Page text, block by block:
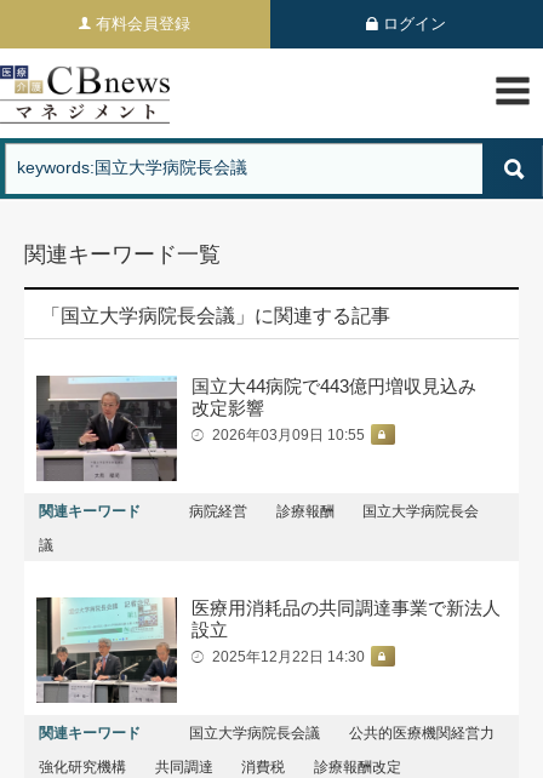
有料会員登録 ログイン
関連キーワード一覧
「国立大学病院長会議」に関連する記事
国立大44病院で443億円増収見込み
改定影響
2026年03月09日 10:55
関連キーワード 病院経営 診療報酬
国立大学病院長会
議
医療用消耗品の共同調達事業で新法人
設立
2025年12月22日 14:30
関連キーワード 国立大学病院長会議
公共的医療機関経営力
強化研究機構
共同調達 消費税 診療報酬改定